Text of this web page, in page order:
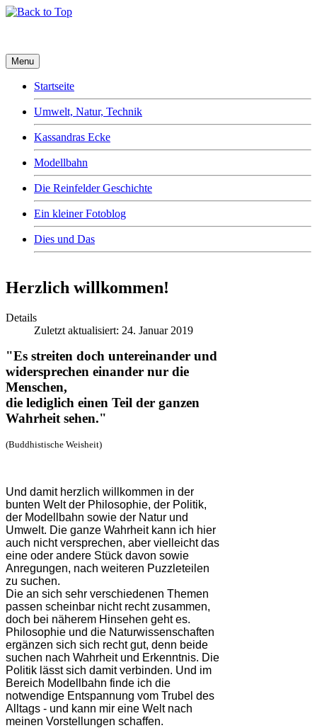
Menu
Startseite
Umwelt, Natur, Technik
Kassandras Ecke
Modellbahn
Die Reinfelder Geschichte
Ein kleiner Fotoblog
Dies und Das
Herzlich willkommen!
Details
Zuletzt aktualisiert: 24. Januar 2019
"Es streiten doch untereinander und
widersprechen einander nur die
Menschen,
die lediglich einen Teil der ganzen
Wahrheit sehen."
(Buddhistische Weisheit)
Und damit herzlich willkommen in der
bunten Welt der Philosophie, der Politik,
der Modellbahn sowie der Natur und
Umwelt. Die ganze Wahrheit kann ich hier
auch nicht versprechen, aber vielleicht das
eine oder andere Stück davon sowie
Anregungen, nach weiteren Puzzleteilen
zu suchen.
Die an sich sehr verschiedenen Themen
passen scheinbar nicht recht zusammen,
doch bei näherem Hinsehen geht es.
Philosophie und die Naturwissenschaften
ergänzen sich sich recht gut, denn beide
suchen nach Wahrheit und Erkenntnis. Die
Politik lässt sich damit verbinden. Und im
Bereich Modellbahn finde ich die
notwendige Entspannung vom Trubel des
Alltags - und kann mir eine Welt nach
meinen Vorstellungen schaffen.